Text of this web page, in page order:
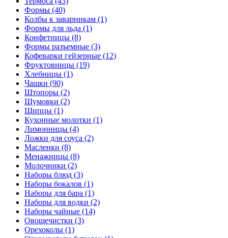
Формы (40)
Колбы к заварникам (1)
Формы для льда (1)
Конфетницы (8)
Формы разъемные (3)
Кофеварки гейзерные (12)
Фруктовницы (19)
Хлебницы (1)
Чашки (90)
Штопоры (2)
Шумовки (2)
Щипцы (1)
Кухонные молотки (1)
Лимонницы (4)
Ложки для соуса (2)
Масленки (8)
Менажницы (8)
Молочники (2)
Наборы блюд (3)
Наборы бокалов (1)
Наборы для бара (1)
Наборы для водки (2)
Наборы чайные (14)
Овощечистки (3)
Орехоколы (1)